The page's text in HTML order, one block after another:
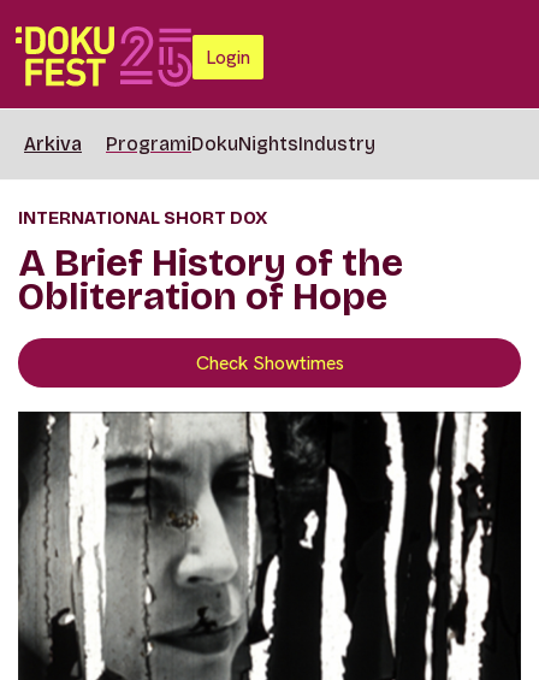
Login
Arkiva ProgramiDokuNightsIndustry
INTERNATIONAL SHORT DOX
A Brief History of the
Obliteration of Hope
Check Showtimes